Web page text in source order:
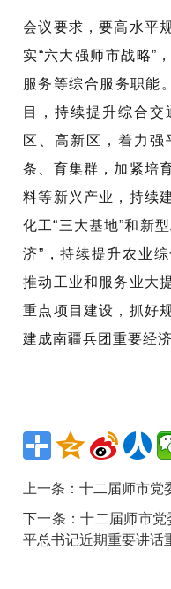
会议要求，要高水平
实“六大强师市战略”
服务等综合服务职能
目，持续提升综合
区、高新区，着力
条、育集群，加紧培
料等新兴产业，持续
化工“三大基地”和新
济”，持续提升农业
推动工业和服务业大
重点项目建设，抓好
建成南疆兵团重要经
上一条：十二届师市党
下一条：十二届师市党
平总书记近期重要讲话